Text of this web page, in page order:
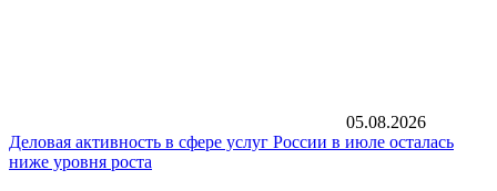
05.08.2026
Деловая активность в сфере услуг России в июле осталась
ниже уровня роста